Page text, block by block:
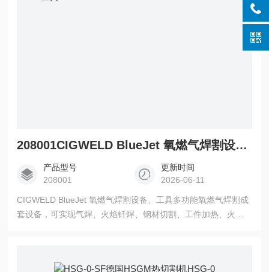
208001CIGWELD BlueJet 氧燃气焊割设备、工具
产品型号
208001
更新时间
2026-06-11
CIGWELD BlueJet 氧燃气焊割设备、工具多功能氧燃气焊割成
套设备，可实现气焊、火焰钎焊、钢材切割、工件加热、火焰